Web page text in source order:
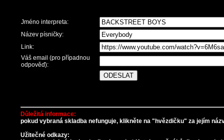
Jméno interpreta:
Název písničky:
Link:
Váš email (pro případnou
odpověď):
Důležitá informace:
pokud vybraná skladba nefunguje, klikněte na "hvězdičku" za jejím
Užitečné odkazy: